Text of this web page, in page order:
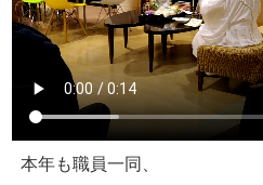
本年も職員一同、